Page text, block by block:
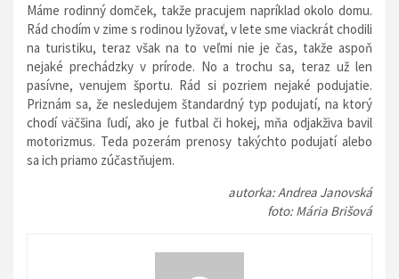
Máme rodinný domček, takže pracujem napríklad okolo domu.
Rád chodím v zime s rodinou lyžovať, v lete sme viackrát chodili
na turistiku, teraz však na to veľmi nie je čas, takže aspoň
nejaké prechádzky v prírode. No a trochu sa, teraz už len
pasívne, venujem športu. Rád si pozriem nejaké podujatie.
Priznám sa, že nesledujem štandardný typ podujatí, na ktorý
chodí väčšina ľudí, ako je futbal či hokej, mňa odjakživa bavil
motorizmus. Teda pozerám prenosy takýchto podujatí alebo
sa ich priamo zúčastňujem.
autorka: Andrea Janovská
foto: Mária Brišová